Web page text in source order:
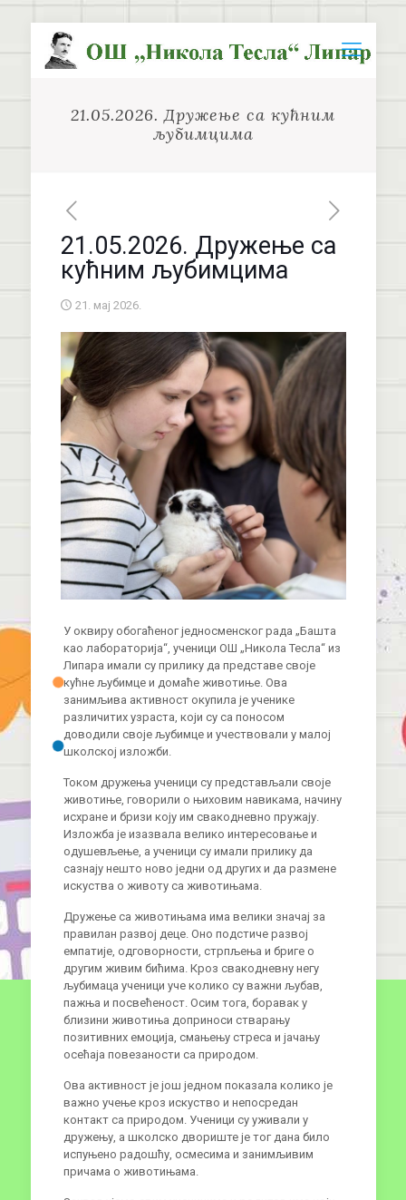
21.05.2026. Дружење са кућним
љубимцима
21.05.2026. Дружење са
кућним љубимцима
21. мај 2026.
У оквиру обогаћеног једносменског рада „Башта
као лабораторија“, ученици ОШ „Никола Тесла“ из
Липара имали су прилику да представе своје
кућне љубимце и домаће животиње. Ова
занимљива активност окупила је ученике
различитих узраста, који су са поносом
доводили своје љубимце и учествовали у малој
школској изложби.
Током дружења ученици су представљали своје
животиње, говорили о њиховим навикама, начину
исхране и бризи коју им свакодневно пружају.
Изложба је изазвала велико интересовање и
одушевљење, а ученици су имали прилику да
сазнају нешто ново једни од других и да размене
искуства о животу са животињама.
Дружење са животињама има велики значај за
правилан развој деце. Оно подстиче развој
емпатије, одговорности, стрпљења и бриге о
другим живим бићима. Кроз свакодневну негу
љубимаца ученици уче колико су важни љубав,
пажња и посвећеност. Осим тога, боравак у
близини животиња доприноси стварању
позитивних емоција, смањењу стреса и јачању
осећаја повезаности са природом.
Ова активност је још једном показала колико је
важно учење кроз искуство и непосредан
контакт са природом. Ученици су уживали у
дружењу, а школско двориште је тог дана било
испуњено радошћу, осмесима и занимљивим
причама о животињама.